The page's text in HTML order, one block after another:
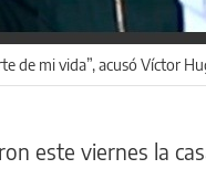
de mi vida”, acusó Víctor
este viernes la